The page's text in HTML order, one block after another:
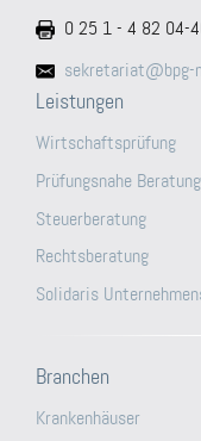
0 25 1 - 4 82 04-
sekretariat@bpg-
Leistungen
Wirtschaftsprüfung
Prüfungsnahe Beratung
Steuerberatung
Rechtsberatung
Solidaris
Branchen
Krankenhäuser